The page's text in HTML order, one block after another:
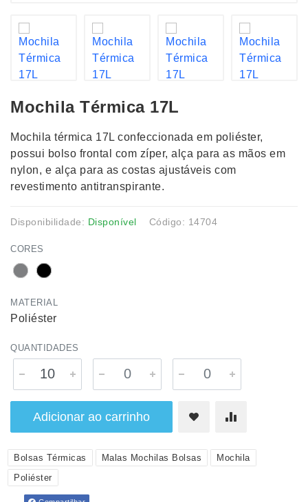
Mochila Térmica 17L
Mochila térmica 17L confeccionada em poliéster,
possui bolso frontal com zíper, alça para as mãos em
nylon, e alça para as costas ajustáveis com
revestimento antitranspirante.
Disponibilidade: Disponível Código: 14704
CORES
MATERIAL
Poliéster
QUANTIDADES
Adicionar ao carrinho
Bolsas Térmicas Malas Mochilas Bolsas
Mochila
Poliéster